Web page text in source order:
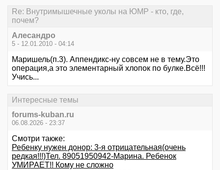
Re: Внутримышечные уколы на ЮМР - кто, где,
почем?
Алесандро
5 - 12.01.2010 - 04:14
Маришель(п.3). Аппендикс-ну совсем не в тему.Это
операция,а это элементарный хлопок по булке.Всё!!!
Учись...
Интересные темы
forums-kuban.ru
06.08.2026 - 23:37
Смотри также:
Ребенку нужен донор: 3-я отрицательная(очень
редкая!!!)Тел. 89051950942-Марина. Ребенок
УМИРАЕТ!! Кому не сложно